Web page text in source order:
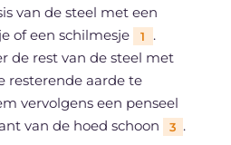
van de steel met een
of een schilmesje
1
.
de rest van de steel met
resterende aarde te
vervolgens een penseel
van de hoed schoon
3 .